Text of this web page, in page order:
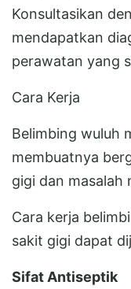
Konsultasikan
mendapatkan
perawatan yang
Cara Kerja
Belimbing wuluh
membuatnya
gigi dan masalah
Cara kerja
sakit gigi dapat
Sifat Antiseptik